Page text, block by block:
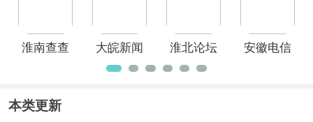
淮南查查
大皖新闻
app
淮北论坛
app
安徽电信
本类更新